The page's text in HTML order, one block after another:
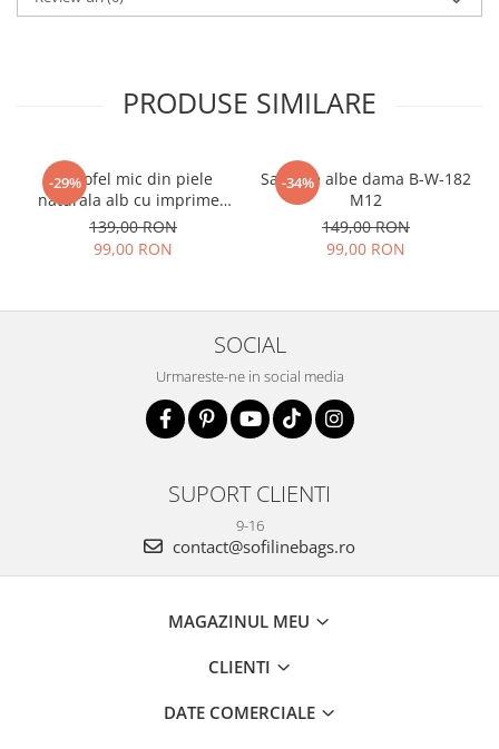
PRODUSE SIMILARE
-29%
Portofel mic din piele
naturala alb cu imprimeu
B-8912 07
139,00 RON
99,00 RON
-34%
Sandale albe dama B-W-182
M12
149,00 RON
99,00 RON
SOCIAL
Urmareste-ne in social media
SUPORT CLIENTI
9-16
contact@sofilinebags.ro
MAGAZINUL MEU
CLIENTI
DATE COMERCIALE